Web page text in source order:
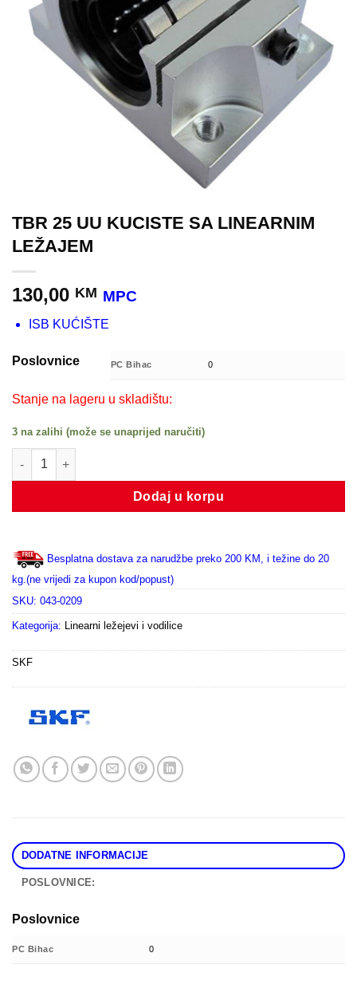
TBR 25 UU KUCISTE SA LINEARNIM
LEŽAJEM
130,00 KM MPC
ISB KUĆIŠTE
Poslovnice PC Bihac 0
Stanje na lageru u skladištu:
3 na zalihi (može se unaprijed naručiti)
TBR 25 UU KUCISTE SA LINEARNIM LEŽAJEM količina
Dodaj u korpu
Besplatna dostava za narudžbe preko 200 KM, i težine do 20
kg.(ne vrijedi za kupon kod/popust)
SKU: 043-0209
Kategorija: Linearni ležejevi i vodilice
SKF
DODATNE INFORMACIJE
POSLOVNICE:
Poslovnice
PC Bihac 0